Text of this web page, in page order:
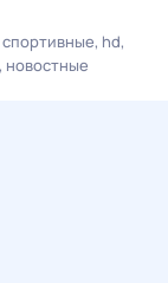
спортивные hd
новостные